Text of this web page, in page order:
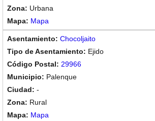
Urbana
Mapa
Chocoljaito
Ejido
29966
Palenque
-
Rural
Mapa